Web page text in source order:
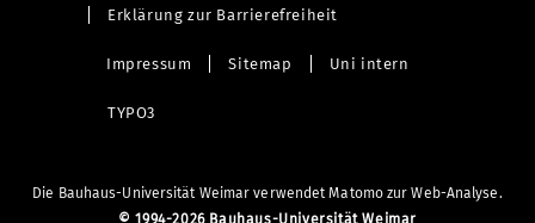
Erklärung zur Barrierefreiheit
Impressum Sitemap Uni intern
TYPO3
Die Bauhaus-Universität Weimar verwendet Matomo zur Web-Analyse.
© 1994-2026 Bauhaus-Universität Weimar